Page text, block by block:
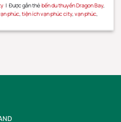
| Được gắn thẻbến du thuyền Dragon Bay,
phúc,tiện ích vạn phúc city,vạn phúc,